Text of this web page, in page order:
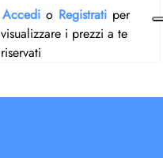
Accedi o Registrati per
visualizzare i prezzi a te
riservati